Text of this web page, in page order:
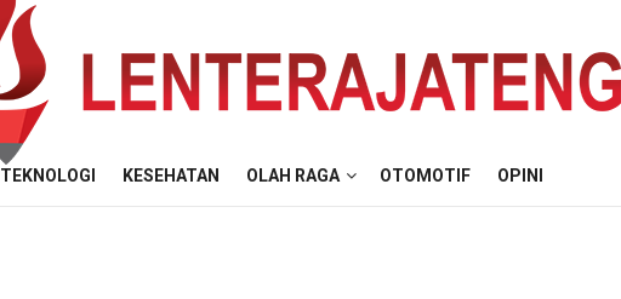
TEKNOLOGI KESEHATAN OLAH RAGA OTOMOTIF OPINI